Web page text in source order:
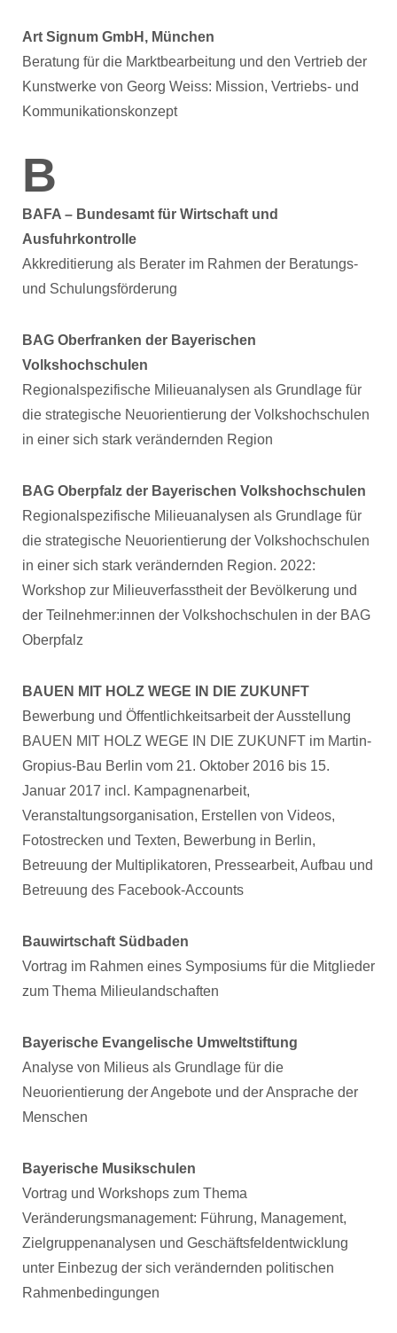
Art Signum GmbH, München
Beratung für die Marktbearbeitung und den Vertrieb der
Kunstwerke von Georg Weiss: Mission, Vertriebs- und
Kommunikationskonzept
B
BAFA – Bundesamt für Wirtschaft und
Ausfuhrkontrolle
Akkreditierung als Berater im Rahmen der Beratungs-
und Schulungsförderung
BAG Oberfranken der Bayerischen
Volkshochschulen
Regionalspezifische Milieuanalysen als Grundlage für
die strategische Neuorientierung der Volkshochschulen
in einer sich stark verändernden Region
BAG Oberpfalz der Bayerischen Volkshochschulen
Regionalspezifische Milieuanalysen als Grundlage für
die strategische Neuorientierung der Volkshochschulen
in einer sich stark verändernden Region. 2022:
Workshop zur Milieuverfasstheit der Bevölkerung und
der Teilnehmer:innen der Volkshochschulen in der BAG
Oberpfalz
BAUEN MIT HOLZ WEGE IN DIE ZUKUNFT
Bewerbung und Öffentlichkeitsarbeit der Ausstellung
BAUEN MIT HOLZ WEGE IN DIE ZUKUNFT im Martin-
Gropius-Bau Berlin vom 21. Oktober 2016 bis 15.
Januar 2017 incl. Kampagnenarbeit,
Veranstaltungsorganisation, Erstellen von Videos,
Fotostrecken und Texten, Bewerbung in Berlin,
Betreuung der Multiplikatoren, Pressearbeit, Aufbau und
Betreuung des Facebook-Accounts
Bauwirtschaft Südbaden
Vortrag im Rahmen eines Symposiums für die Mitglieder
zum Thema Milieulandschaften
Bayerische Evangelische Umweltstiftung
Analyse von Milieus als Grundlage für die
Neuorientierung der Angebote und der Ansprache der
Menschen
Bayerische Musikschulen
Vortrag und Workshops zum Thema
Veränderungsmanagement: Führung, Management,
Zielgruppenanalysen und Geschäftsfeldentwicklung
unter Einbezug der sich verändernden politischen
Rahmenbedingungen